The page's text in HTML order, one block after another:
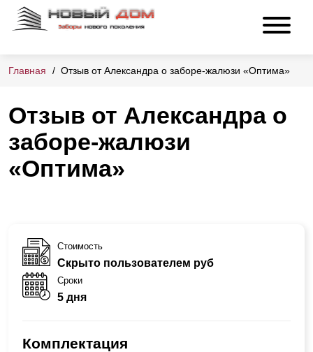
Главная Отзыв от Александра о заборе-жалюзи «Оптима»
Отзыв от Александра о
заборе-жалюзи
«Оптима»
Стоимость
Скрыто пользователем руб
Сроки
5 дня
Комплектация